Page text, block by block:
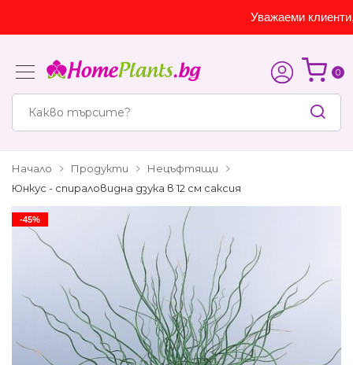
Уважаеми клиенти,
0
Начало Продукти
Нецъфтящи
Юнкус - спираловидна дзука в 12 см саксия
-45%